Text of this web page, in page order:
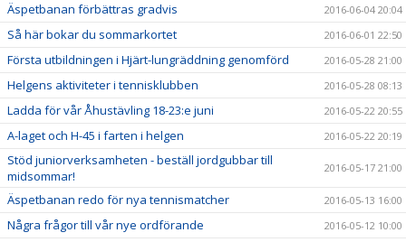
Äspetbanan förbättras gradvis 2016-06-04 20:04
Så här bokar du sommarkortet 2016-06-01 22:50
Första utbildningen i Hjärt-lungräddning genomförd 2016-05-28 21:00
Helgens aktiviteter i tennisklubben 2016-05-28 08:13
Ladda för vår Åhustävling 18-23:e juni 2016-05-22 20:55
A-laget och H-45 i farten i helgen 2016-05-22 20:19
Stöd juniorverksamheten - beställ jordgubbar till
midsommar!
2016-05-17 21:00
Äspetbanan redo för nya tennismatcher 2016-05-13 16:00
Några frågor till vår nye ordförande 2016-05-12 10:00